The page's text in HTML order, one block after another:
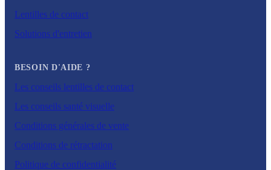
Lentilles de contact
Solutions d'entretien
BESOIN D'AIDE ?
Les conseils lentilles de contact
Les conseils santé visuelle
Conditions générales de vente
Conditions de rétractation
Politique de confidentialité